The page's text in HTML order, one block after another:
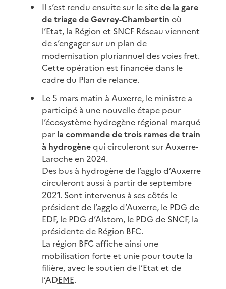
Il s’est rendu ensuite sur le sitede la gare
de triage de Gevrey-Chambertin où
l’Etat, la Région et SNCF Réseau viennent
de s’engager sur un plan de
modernisation pluriannuel des voies fret.
Cette opération est financée dans le
cadre du Plan de relance.
Le 5 mars matin à Auxerre, le ministre a
participé à une nouvelle étape pour
l’écosystème hydrogène régional marqué
par la commande de trois rames de train
à hydrogènequi circuleront sur Auxerre-
Laroche en 2024.
Des bus à hydrogène de l’agglo d’Auxerre
circuleront aussi à partir de septembre
2021. Sont intervenus à ses côtés le
président de l’agglo d’Auxerre, le PDG de
EDF, le PDG d’Alstom, le PDG de SNCF, la
présidente de Région BFC.
La région BFC affiche ainsi une
mobilisation forte et unie pour toute la
filière, avec le soutien de l’Etat et de
l’ADEME.